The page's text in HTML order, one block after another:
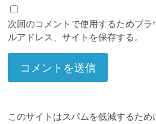
次回のコメントで使用するためブ
ルアドレス、サイトを保存する。
このサイトはスパムを低減するた